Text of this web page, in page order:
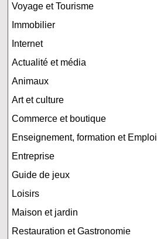
Voyage et Tourisme
Immobilier
Internet
Actualité et média
Animaux
Art et culture
Commerce et boutique
Enseignement, formation et Emploi
Entreprise
Guide de jeux
Loisirs
Maison et jardin
Restauration et Gastronomie